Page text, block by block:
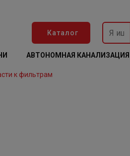
Каталог
АВТОНОМНАЯ КАНАЛИЗАЦИЯ
к фильтрам